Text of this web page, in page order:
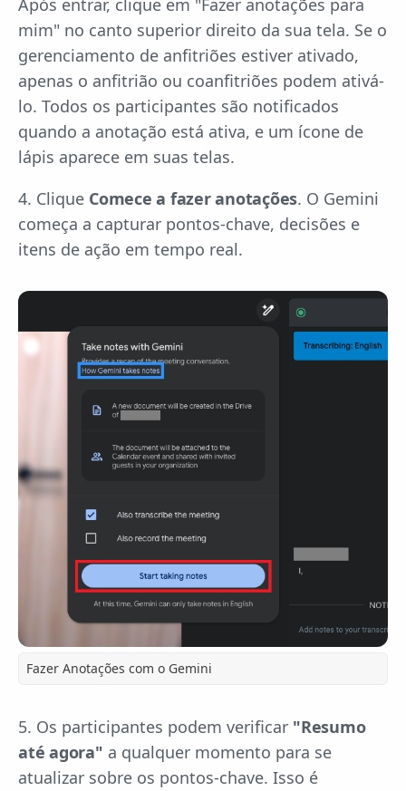
Após entrar, clique em "Fazer anotações para
mim" no canto superior direito da sua tela. Se o
gerenciamento de anfitriões estiver ativado,
apenas o anfitrião ou coanfitriões podem ativá-
lo. Todos os participantes são notificados
quando a anotação está ativa, e um ícone de
lápis aparece em suas telas.
4. Clique Comece a fazer anotações. O Gemini
começa a capturar pontos-chave, decisões e
itens de ação em tempo real.
Fazer Anotações com o Gemini
5. Os participantes podem verificar "Resumo
até agora" a qualquer momento para se
atualizar sobre os pontos-chave. Isso é